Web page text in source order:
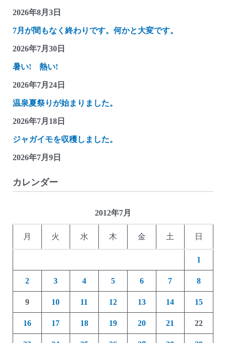
2026年8月3日
7月が間もなく終わりです。何かと大変です。
2026年7月30日
暑い! 熱い!
2026年7月24日
温泉夏祭りが始まりました。
2026年7月18日
ジャガイモを収穫しました。
2026年7月9日
カレンダー
2012年7月
月 火 水 木 金 土 日
1
2 3 4 5 6 7 8
9 10 11 12 13 14 15
16 17 18 19 20 21 22